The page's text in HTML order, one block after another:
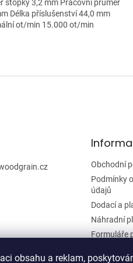
obsahu a reklam,
stopky 3,2 mm Pracovní průměr
Délka příslušenství 44,0 mm
ot/min 15.000 ot/min
Obchodní
Podmínky
údajů
Dodací a
Náhradní
Formuláře
smlouvy